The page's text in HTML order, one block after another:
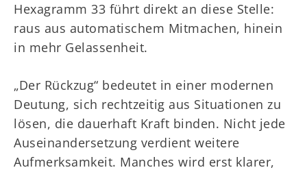
Hexagramm 33 führt direkt an diese Stelle:
raus aus automatischem Mitmachen, hinein
in mehr Gelassenheit.
„Der Rückzug“ bedeutet in einer modernen
Deutung, sich rechtzeitig aus Situationen zu
lösen, die dauerhaft Kraft binden. Nicht jede
Auseinandersetzung verdient weitere
Aufmerksamkeit. Manches wird erst klarer,